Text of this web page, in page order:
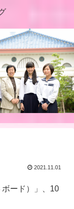
2021.11.01
ード）」、10